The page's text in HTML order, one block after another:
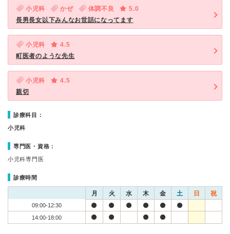
小児科 かぜ 体調不良
5.0
長男長女以下みんなお世話になってます
小児科
4.5
町医者のような先生
小児科
4.5
親切
診療科目：
小児科
専門医・資格：
小児科専門医
診療時間
月 火 水 木 金 土 日 祝
09:00-12:30
14:00-18:00